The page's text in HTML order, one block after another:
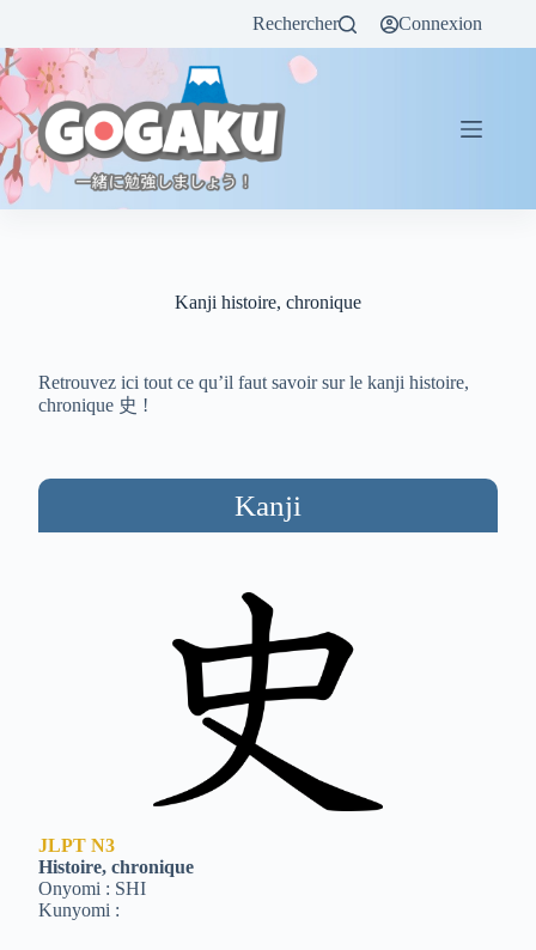
Rechercher Connexion
Kanji histoire, chronique
Retrouvez ici tout ce qu’il faut savoir sur le kanji histoire,
chronique 史 !
Kanji
JLPT N3
Histoire, chronique
Onyomi : SHI
Kunyomi :